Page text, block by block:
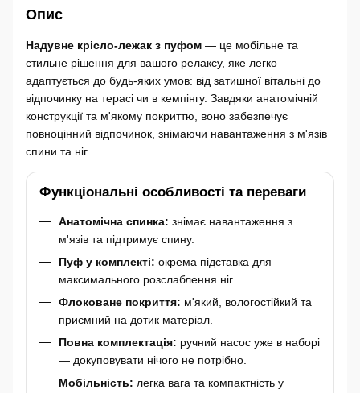
Опис
Надувне крісло-лежак з пуфом — це мобільне та
стильне рішення для вашого релаксу, яке легко
адаптується до будь-яких умов: від затишної вітальні до
відпочинку на терасі чи в кемпінгу. Завдяки анатомічній
конструкції та м'якому покриттю, воно забезпечує
повноцінний відпочинок, знімаючи навантаження з м'язів
спини та ніг.
Функціональні особливості та переваги
Анатомічна спинка: знімає навантаження з
м'язів та підтримує спину.
Пуф у комплекті: окрема підставка для
максимального розслаблення ніг.
Флоковане покриття: м'який, вологостійкий та
приємний на дотик матеріал.
Повна комплектація: ручний насос уже в наборі
— докуповувати нічого не потрібно.
Мобільність: легка вага та компактність у